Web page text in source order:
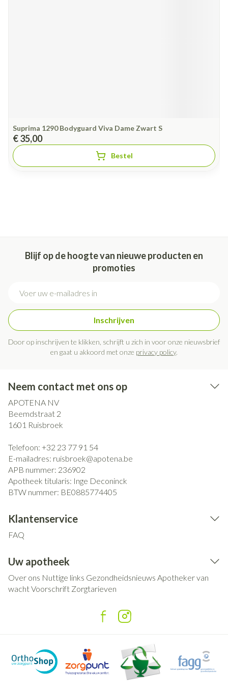
Suprima 1290 Bodyguard Viva Dame Zwart S
€ 35,00
Bestel
Blijf op de hoogte van nieuwe producten en
promoties
Inschrijven
Door op inschrijven te klikken, schrijft u zich in voor onze nieuwsbrief
en gaat u akkoord met onze privacy policy.
Neem contact met ons op
APOTENA NV
Beemdstraat 2
1601 Ruisbroek
Telefoon: +32 23 77 91 54
E-mailadres: ruisbroek@apotena.be
APB nummer: 236902
Apotheek titularis: Inge Deconinck
BTW nummer: BE0885774405
Klantenservice
FAQ
Uw apotheek
Over ons Nuttige links Gezondheidsnieuws Apotheker van
wachtVoorschrift Zorgtarieven